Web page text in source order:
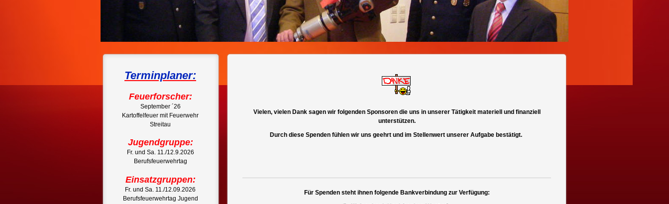
Terminplaner:
Feuerforscher:
September ´26
Kartoffelfeuer mit Feuerwehr
Streitau
Jugendgruppe:
Fr. und Sa. 11./12.9.2026
Berufsfeuerwehrtag
Einsatzgruppen:
Fr. und Sa. 11./12.09.2026
Berufsfeuerwehrtag Jugend
Vielen, vielen Dank sagen wir folgenden Sponsoren die uns in unserer Tätigkeit materiell und finanziell
unterstützen.
Durch diese Spenden fühlen wir uns geehrt und im Stellenwert unserer Aufgabe bestätigt.
Für Spenden steht ihnen folgende Bankverbindung zur Verfügung: